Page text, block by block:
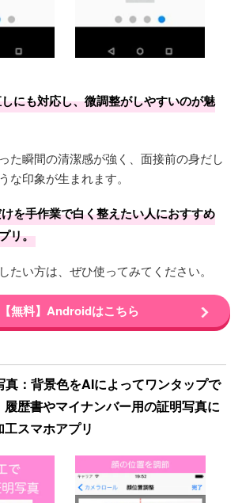
にも対応し、微調整がしやすいのが魅
た瞬間の清潔感が強く、面接前の身だし
な印象が生まれます。
を手作業で白く整えたい人におすすめ
リ。
たい方は、ぜひ使ってみてください。
【無料】Androidはこちら
真：背景色をAIによってワンタップで
歴書やマイナンバー用の証明写真に
スマホアプリ